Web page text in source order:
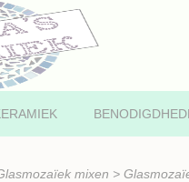
mixen >